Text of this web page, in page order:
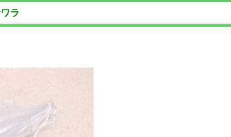
ラ